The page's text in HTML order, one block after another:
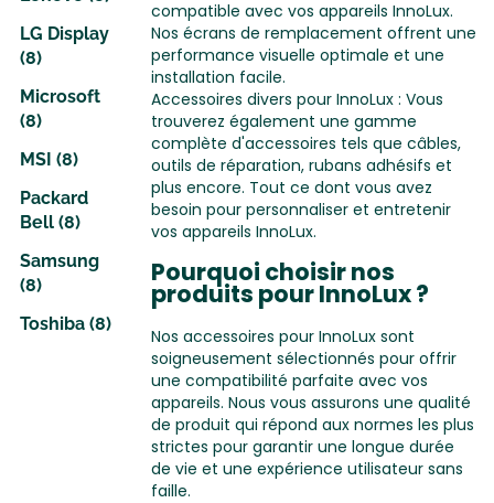
compatible avec vos appareils InnoLux.
Nos écrans de remplacement offrent une
performance visuelle optimale et une
installation facile.
Accessoires divers pour InnoLux : Vous
trouverez également une gamme
complète d'accessoires tels que câbles,
outils de réparation, rubans adhésifs et
plus encore. Tout ce dont vous avez
besoin pour personnaliser et entretenir
vos appareils InnoLux.
Pourquoi choisir nos
produits pour InnoLux ?
Nos accessoires pour InnoLux sont
soigneusement sélectionnés pour offrir
une compatibilité parfaite avec vos
appareils. Nous vous assurons une qualité
de produit qui répond aux normes les plus
strictes pour garantir une longue durée
de vie et une expérience utilisateur sans
faille.
LG Display
(8)
Microsoft
(8)
MSI (8)
Packard
Bell (8)
Samsung
(8)
Toshiba (8)